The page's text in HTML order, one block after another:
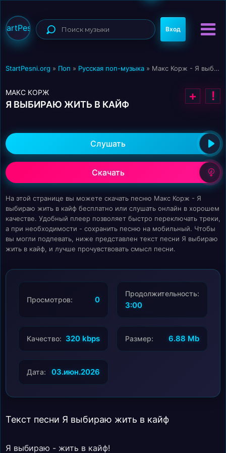
Вход
StartPesni.org » Поп » Русская поп-музыка » Макс Корж - Я выбираю жить в кайф
МАКС КОРЖ
Я ВЫБИРАЮ ЖИТЬ В КАЙФ
+ !
Слушать
Скачать
На этой странице вы можете скачать песню Макс Корж - Я
выбираю жить в кайф бесплатно или слушать онлайн в хорошем
качестве. Удобный плеер позволяет быстро переключать треки,
а при необходимости - сохранить песню на мобильный. Чтобы
вы могли подпевать, ниже представлен текст песни Я выбираю
жить в кайф, и лучше прочувствовать смысл песни.
Просмотров: 0
Продолжительность:
3:00
Качество: 320 kbps Размер: 6.88 Mb
Дата: 03.июн.2026
Текст песни Я выбираю жить в кайф
Я выбираю - жить в кайф!